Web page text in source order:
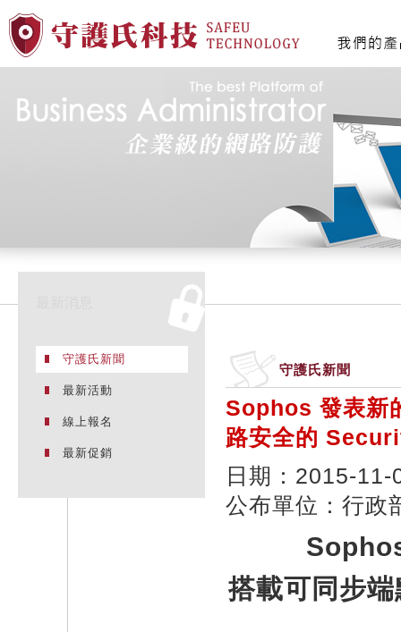
守護氏新聞
最新活動
線上報名
最新促銷
守護氏新聞
Sophos 發表新
路安全的
日期：2015-11-
公布單位 ：行政
搭載可同步